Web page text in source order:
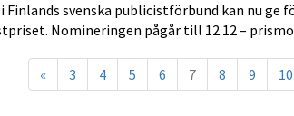
i Finlands svenska publicistförbund kan nu
Nomineringen pågår till 12.12 –
« 3 4 5 6 7 8 9 10